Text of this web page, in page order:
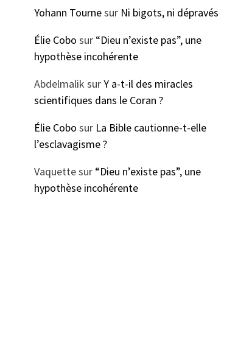
Yohann Tournesur Ni bigots, ni dépravés
Élie Cobo sur “Dieu n’existe pas”, une
hypothèse incohérente
Abdelmalik surY a-t-il des miracles
scientifiques dans le Coran ?
Élie Cobo sur La Bible cautionne-t-elle
l’esclavagisme ?
Vaquettesur “Dieu n’existe pas”, une
hypothèse incohérente